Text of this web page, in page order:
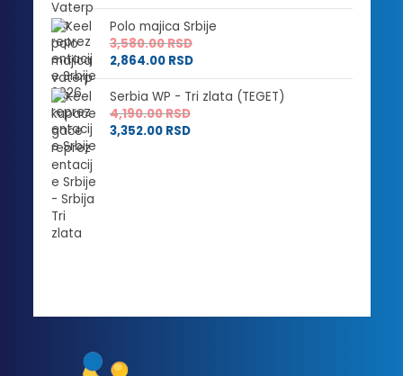
Polo majica Srbije
3,580.00RSD
2,864.00 RSD
Serbia WP - Tri zlata (TEGET)
4,190.00RSD
3,352.00 RSD